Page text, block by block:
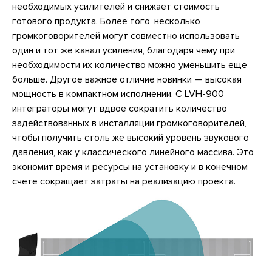
необходимых усилителей и снижает стоимость
готового продукта. Более того, несколько
громкоговорителей могут совместно использовать
один и тот же канал усиления, благодаря чему при
необходимости их количество можно уменьшить еще
больше. Другое важное отличие новинки — высокая
мощность в компактном исполнении. С LVH-900
интеграторы могут вдвое сократить количество
задействованных в инсталляции громкоговорителей,
чтобы получить столь же высокий уровень звукового
давления, как у классического линейного массива. Это
экономит время и ресурсы на установку и в конечном
счете сокращает затраты на реализацию проекта.